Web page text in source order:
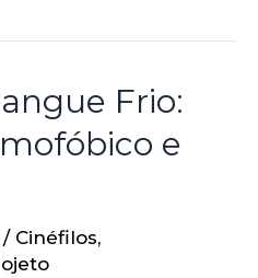
Frio:
e
/ Cinéfilos,